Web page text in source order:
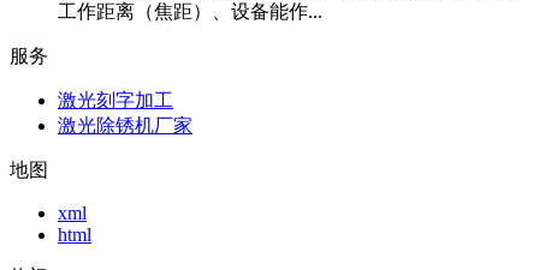
工作距离（焦距）、设备能作...
服务
激光刻字加工
激光除锈机厂家
地图
xml
html